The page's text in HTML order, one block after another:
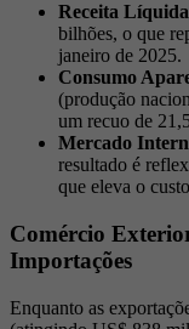
Receita
bilhões, o que
janeiro de 2025.
Consumo
(produção
um recuo de
Mercado
resultado é
que eleva o
Comércio
Importações
Enquanto as